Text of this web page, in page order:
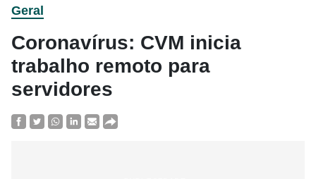
Geral
Coronavírus: CVM inicia
trabalho remoto para
servidores